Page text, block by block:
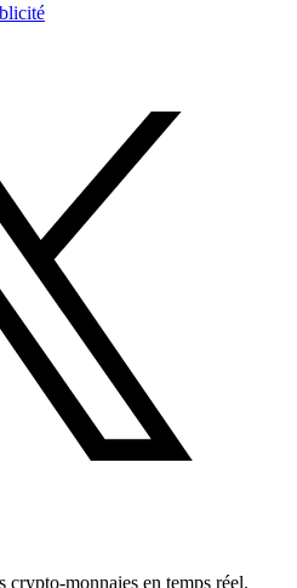
crypto-monnaies en temps réel.